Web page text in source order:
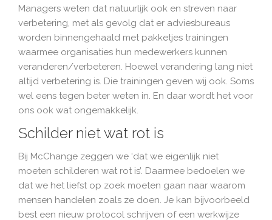
Managers weten dat natuurlijk ook en streven naar
verbetering, met als gevolg dat er adviesbureaus
worden binnengehaald met pakketjes trainingen
waarmee organisaties hun medewerkers kunnen
veranderen/verbeteren. Hoewel verandering lang niet
altijd verbetering is. Die trainingen geven wij ook. Soms
wel eens tegen beter weten in. En daar wordt het voor
ons ook wat ongemakkelijk.
Schilder niet wat rot is
Bij McChange zeggen we ‘dat we eigenlijk niet
moeten schilderen wat rot is’. Daarmee bedoelen we
dat we het liefst op zoek moeten gaan naar waarom
mensen handelen zoals ze doen. Je kan bijvoorbeeld
best een nieuw protocol schrijven of een werkwijze